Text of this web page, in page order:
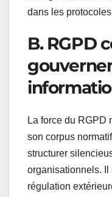
dans les
B. RGPD
La force du RGPD
son corpus
structurer
organisationnels. Il
régulation